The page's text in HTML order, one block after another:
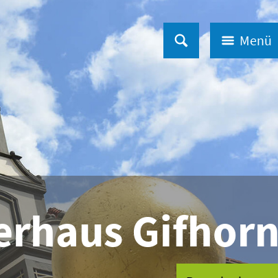
Menü
Gifhorn